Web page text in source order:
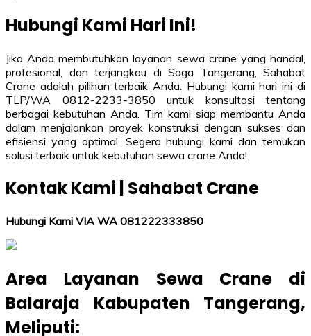
Hubungi Kami Hari Ini!
Jika Anda membutuhkan layanan sewa crane yang handal,
profesional, dan terjangkau di Saga Tangerang, Sahabat
Crane adalah pilihan terbaik Anda. Hubungi kami hari ini di
TLP/WA 0812-2233-3850 untuk konsultasi tentang
berbagai kebutuhan Anda. Tim kami siap membantu Anda
dalam menjalankan proyek konstruksi dengan sukses dan
efisiensi yang optimal. Segera hubungi kami dan temukan
solusi terbaik untuk kebutuhan sewa crane Anda!
Kontak Kami | Sahabat Crane
Hubungi Kami VIA WA 081222333850
Area Layanan Sewa Crane di
Balaraja Kabupaten Tangerang,
Meliputi: